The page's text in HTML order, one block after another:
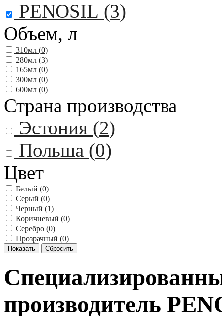
PENOSIL (3)
Объем, л
310мл (0)
280мл (3)
165мл (0)
300мл (0)
600мл (0)
Страна производства
Эстония (2)
Польша (0)
Цвет
Белый (0)
Серый (0)
Черный (1)
Коричневый (0)
Серебро (0)
Прозрачный (0)
производитель